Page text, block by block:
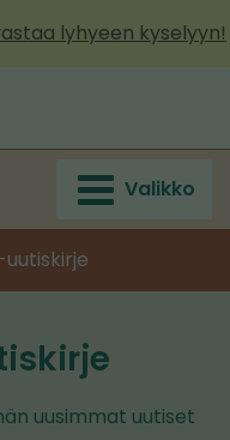
lyhyeen kyselyyn!
Valikko
uusimmat uutiset